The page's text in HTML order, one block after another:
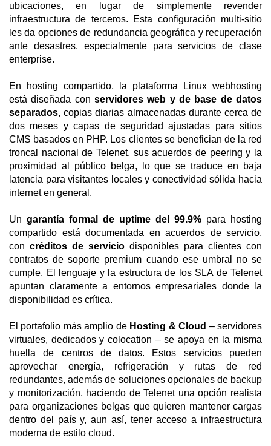
ubicaciones, en lugar de simplemente revender
infraestructura de terceros. Esta configuración multi-sitio
les da opciones de redundancia geográfica y recuperación
ante desastres, especialmente para servicios de clase
enterprise.
En hosting compartido, la plataforma Linux webhosting
está diseñada con servidores web y de base de datos
separados, copias diarias almacenadas durante cerca de
dos meses y capas de seguridad ajustadas para sitios
CMS basados en PHP. Los clientes se benefician de la red
troncal nacional de Telenet, sus acuerdos de peering y la
proximidad al público belga, lo que se traduce en baja
latencia para visitantes locales y conectividad sólida hacia
internet en general.
Un garantía formal de uptime del 99.9% para hosting
compartido está documentada en acuerdos de servicio,
con créditos de servicio disponibles para clientes con
contratos de soporte premium cuando ese umbral no se
cumple. El lenguaje y la estructura de los SLA de Telenet
apuntan claramente a entornos empresariales donde la
disponibilidad es crítica.
El portafolio más amplio de Hosting & Cloud – servidores
virtuales, dedicados y colocation – se apoya en la misma
huella de centros de datos. Estos servicios pueden
aprovechar energía, refrigeración y rutas de red
redundantes, además de soluciones opcionales de backup
y monitorización, haciendo de Telenet una opción realista
para organizaciones belgas que quieren mantener cargas
dentro del país y, aun así, tener acceso a infraestructura
moderna de estilo cloud.